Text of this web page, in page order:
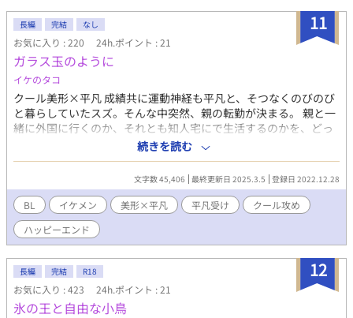
11
長編 完結 なし
お気に入り : 220 24h.ポイント : 21
ガラス玉のように
イケのタコ
クール美形×平凡 成績共に運動神経も平凡と、そつなくのびのび
と暮らしていたスズ。そんな中突然、親の転勤が決まる。 親と一
緒に外国に行くのか、それとも知人宅にで生活するのかを、どっ
ちかを選択する事になったスズ。 とりあえず、お試しで一週間だ
け知人宅にお邪魔する事になった。 圧倒されるような日本家屋に
驚きつつ、なぜか知人宅には学校一番イケメンとらいわれる有名
な三船がいた。 スズは三船とは会話をしたことがなく、気まずい
ながらも挨拶をする。しかし三船の方は傲慢な態度を取り印象は
最悪。 ここで暮らして行けるのか。悩んでいると母の友人であり
知人の、義宗に「三船は不器用だから長めに見てやって」と気長
に判断してほしいと言われる。 三船に嫌われていては判断するも
ないと思うがとスズは思う。それでも優しい義宗が言った通りに
気長がに気楽にしようと心がける。 しかし、スズが待ち受けてい
るのは日常ではなく波乱。 三船との衝突。そして、この家の秘密
と真実に立ち向かうことになるスズだった。
続きを読む
文字数 45,406 最終更新日 2025.3.5 登録日 2022.12.28
BL イケメン 美形×平凡 平凡受け
クール攻め
ハッピーエンド
12
長編 完結 R18
お気に入り : 423 24h.ポイント : 21
氷の王と自由な小鳥